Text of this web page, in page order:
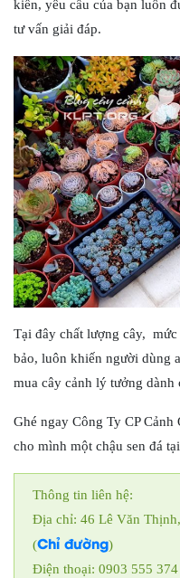
kiến, yêu cầu của bạn luôn
tư vấn giải đáp.
Tại đây chất lượng cây,
bảo, luôn khiến người dùng
mua cây cảnh lý tưởng dành
Ghé ngay Công Ty CP
cho mình một chậu sen đá
Thông tin liên hệ:
Địa chỉ: 46 Lê Văn
(Chỉ đường)
Điện thoại: 0903 555 374